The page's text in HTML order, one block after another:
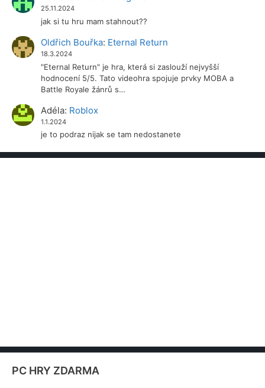
25.11.2024
jak si tu hru mam stahnout??
Oldřich Bouřka: Eternal Return
18.3.2024
"Eternal Return" je hra, která si zaslouží nejvyšší
hodnocení 5/5. Tato videohra spojuje prvky MOBA a
Battle Royale žánrů s…
Adéla: Roblox
1.1.2024
je to podraz nijak se tam nedostanete
PC HRY ZDARMA